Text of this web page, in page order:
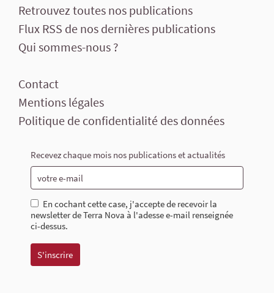
Retrouvez toutes nos publications
Flux RSS de nos dernières publications
Qui sommes-nous ?
Contact
Mentions légales
Politique de confidentialité des données
Recevez chaque mois nos publications et actualités
En cochant cette case, j'accepte de recevoir la
newsletter de Terra Nova à l'adesse e-mail renseignée
ci-dessus.